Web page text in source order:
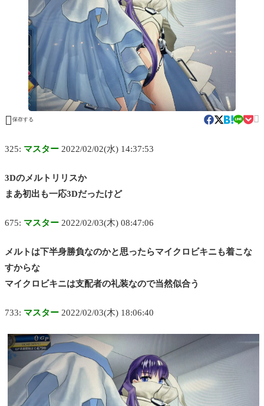
 保存する 
325: マスター 2022/02/02(水) 14:37:53
3Dのメルトリリスか
まあ初出も一応3Dだったけど
675: マスター 2022/02/03(木) 08:47:06
メルトは下半身勝負なのかと思ったらマイクロビキニも着こな
すからな
マイクロビキニは支配者の礼装なので当然似合う
733: マスター 2022/02/03(木) 18:06:40